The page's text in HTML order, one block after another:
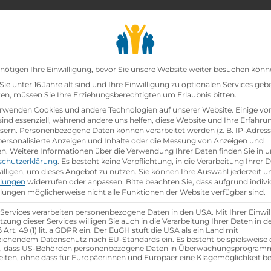
Lehrbetriebesearch
groupAnzahl Mitarbeiter
200
Tage
Datenschutz-
Ihre Einwilligung, bevor Sie unsere Website weiter besuchen
unter 16 Jahre alt sind und Ihre Einwilligung zu optionalen Services
müssen Sie Ihre Erziehungsberechtigten um Erlaubnis bitten.
Cookies und andere Technologien auf unserer Website. Einige
essenziell, während andere uns helfen, diese Website und Ihre
Personenbezogene Daten können verarbeitet werden (z. B. IP-
Anzeigen und Inhalte oder die Messung von Anzeigen und
Weitere Informationen über die Verwendung Ihrer Daten finden Sie in
. Es besteht keine Verpflichtung, in die Verarbeitung Ihrer
um dieses Angebot zu nutzen. Sie können Ihre Auswahl jederzeit
widerrufen oder anpassen. Bitte beachten Sie, dass aufgrund
möglicherweise nicht alle Funktionen der Website verfügbar sind.
verarbeiten personenbezogene Daten in den USA. Mit Ihrer
dieser Services willigen Sie auch in die Verarbeitung Ihrer Daten in
Art. 49 (1) lit. a GDPR ein. Der EuGH stuft die USA als ein Land mit
Datenschutz nach EU-Standards ein. Es besteht beispielsweise
dass US-Behörden personenbezogene Daten in
ohne dass für Europäerinnen und Europäer eine Klagemöglichkeit